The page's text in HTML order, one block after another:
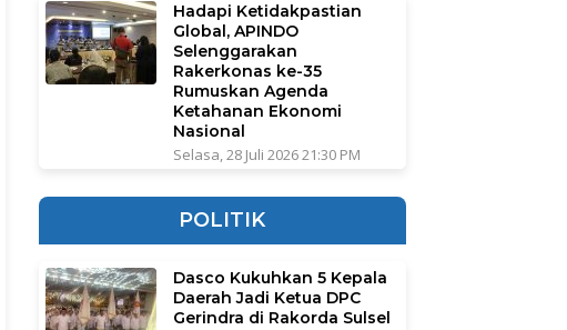
Hadapi Ketidakpastian
Global, APINDO
Selenggarakan
Rakerkonas ke-35
Rumuskan Agenda
Ketahanan Ekonomi
Nasional
Selasa, 28 Juli 2026 21:30 PM
POLITIK
Dasco Kukuhkan 5 Kepala
Daerah Jadi Ketua DPC
Gerindra di Rakorda Sulsel